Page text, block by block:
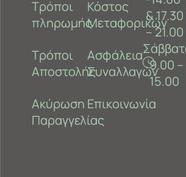
Τρόποι
πληρωμής
Τρόποι
Αποστολής
Ακύρωση
Παραγγελίας
Κόστος
Μεταφορικών
Ασφάλεια
Συναλλαγών
Επικοινωνία
& 17.30
– 21.00
9.00 –
15.00